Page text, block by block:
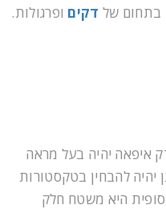
בתחום של דקים ופרגולות.
איפאה יהיה בעל מראה
יהיה להבחין בטקסטורות
היא משטח חלק